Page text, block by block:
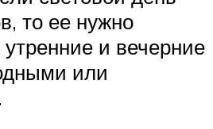
то ее нужно
и вечерние
или